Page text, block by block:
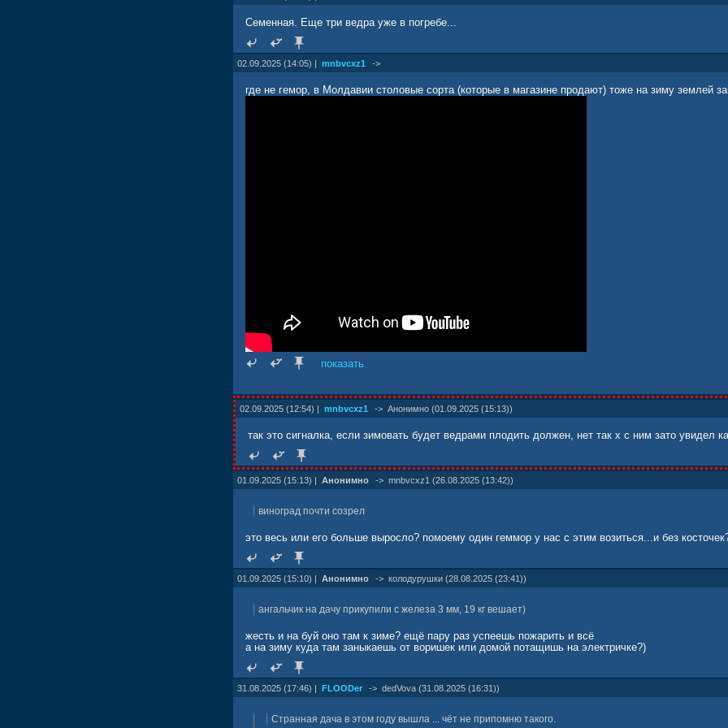
Семенная. Еще три ведра уже в погребе...
02.09.2025 (14:05) | mnbvcxz1 ->
где не гемор, в Молдавии столовые сорта (которые в магазине продают) тоже на зиму землей
показать
02.09.2025 (12:54) | mnbvcxz1 -> Анонимно (01.09.2025 (15:13))
так это сигналка, если зимовать будет ведрами плодить должен, нет так х с ним зато увидел
01.09.2025 (15:13) | Анонимно -> mnbvcxz1 (26.08.2025 (13:42))
виноград почти созрел
это весь или его больше выросло? помоему один геммор у нас с этим возиться...и без
01.09.2025 (15:10) | Анонимно -> колодурушки (28.08.2025 (23:41))
ангальчик на дачу прикупили с железа 3 мм, 19 кг вешает)
жесть и на буй оно там к зиме? ещё пару раз успеешь пожарить и всё
а на зиму куда там заныкаешь от воришек или домой потащишь на электричке?)
31.08.2025 (17:46) | FLOODer -> dedVova (31.08.2025 (16:31))
Странная дача в этом году вышла ... чёт не припомню такого.